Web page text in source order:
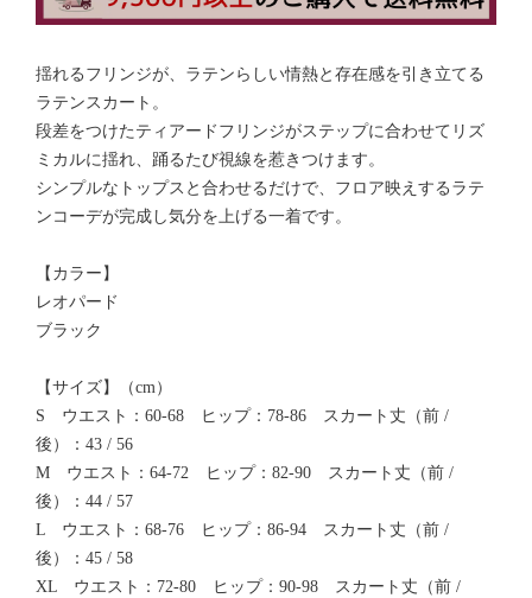
揺れるフリンジが、ラテンらしい情熱と存在感を引き立てる
ラテンスカート。
段差をつけたティアードフリンジがステップに合わせてリズ
ミカルに揺れ、踊るたび視線を惹きつけます。
シンプルなトップスと合わせるだけで、フロア映えするラテ
ンコーデが完成し気分を上げる一着です。
【カラー】
レオパード
ブラック
【サイズ】（cm）
S ウエスト：60-68 ヒップ：78-86 スカート丈（前 /
後）：43 / 56
M ウエスト：64-72 ヒップ：82-90 スカート丈（前 /
後）：44 / 57
L ウエスト：68-76 ヒップ：86-94 スカート丈（前 /
後）：45 / 58
XL ウエスト：72-80 ヒップ：90-98 スカート丈（前 /